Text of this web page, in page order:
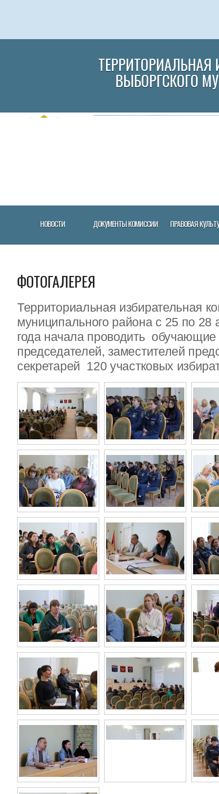
ВЫБОРГСКОГО
НОВОСТИ ДОКУМЕНТЫ КОМИССИИ ПРАВОВАЯ
ФОТОГАЛЕРЕЯ
Территориальная избирательная
муниципального района с 25 по 28
года начала проводить
председателей, заместителей
секретарей 120 участковых